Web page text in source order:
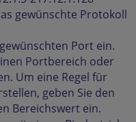
gewünschte Protokoll
Port ein.
Portbereich oder
Um eine Regel für
geben Sie den
Bereichswert ein.